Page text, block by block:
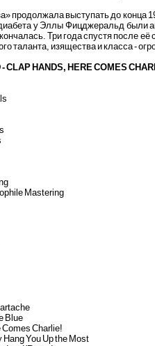
продолжала выступать до конца
у Эллы Фицджеральд были
Три года спустя после
таланта, изящества и класса -
CLAP HANDS, HERE COMES
Mastering
Blue
Comes Charlie!
Hang You Up the Most